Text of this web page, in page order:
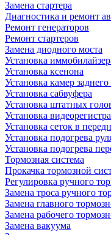
Замена стартера
Диагностика и ремонт
Ремонт генераторов
Ремонт стартеров
Замена диодного моста
Установка
Установка ксенона
Установка камер заднего
Установка сабвуфера
Установка штатных
Установка
Установка сеток в
Установка подогрева
Установка подогрева
Тормозная система
Прокачка тормозной
Регулировка ручного
Замена троса ручного
Замена главного
Замена рабочего
Замена вакуума